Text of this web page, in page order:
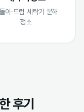
이·드럼 세탁기 분해
청소
후기